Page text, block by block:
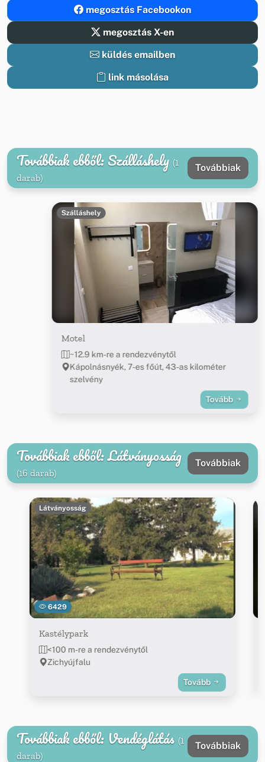
megosztás Facebookon
megosztás X-en
küldés emailben
link másolása
Továbbiak ebből: Szálláshely (1
darab)
Továbbiak
Szálláshely
Motel
~12.9 km-re a rendezvénytől
Kápolnásnyék, 7-es főút, 43-as kilométer
szelvény
Tovább
Továbbiak ebből: Látványosság
(16 darab)
Továbbiak
6429
Látványosság
Kastélypark
<100 m-re a rendezvénytől
Zichyújfalu
Tovább
Továbbiak ebből: Vendéglátás (1
darab)
Továbbiak